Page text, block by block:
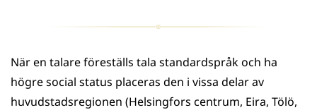
När en talare föreställs tala standardspråk och ha
högre social status placeras den i vissa delar av
huvudstadsregionen (Helsingfors centrum, Eira, Tölö,